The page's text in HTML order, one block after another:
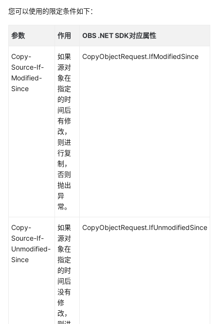
示
快
速
象
相
}
您可以使用的限定条件如下：
参数 作用 OBS .NET SDK对应属性
Copy-
Source-If-
Modified-
Since
如果
源对
象在
指定
的时
间后
有修
改，
则进
行复
制，
否则
抛出
异
常。
CopyObjectRequest.IfModifiedSince
Copy-
Source-If-
Unmodified-
Since
如果
源对
象在
指定
的时
间后
没有
修
改，
CopyObjectRequest.IfUnmodifiedSince